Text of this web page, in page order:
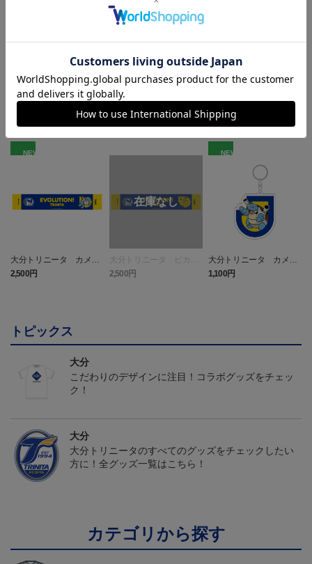
ランキング
NEW
大分トリニータ カメッ
クス タオルマフラー
2,500円
大分トリニータ ピカチ
ュウ タオルマフラー
2,500円
NEW
大分トリニータ カメッ
クス キーホルダー
1,100円
トピックス
大分
こだわりのデザインに注目！コラボグッズをチェッ
ク！
大分
大分トリニータのすべてのグッズをチェックしたい
方に！全グッズ一覧はこちら！
カテゴリから探す